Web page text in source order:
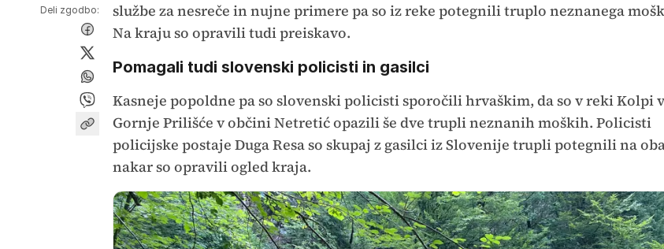
Deli zgodbo:
službe za nesreče in nujne primere pa so iz reke potegnili truplo neznanega
Na kraju so opravili tudi preiskavo.
Pomagali tudi slovenski policisti in gasilci
Kasneje popoldne pa so slovenski policisti sporočili hrvaškim, da so v reki Kolpi
Gornje Prilišće v občini Netretić opazili še dve trupli neznanih moških. Policisti
policijske postaje Duga Resa so skupaj z gasilci iz Slovenije trupli potegnili na
nakar so opravili ogled kraja.